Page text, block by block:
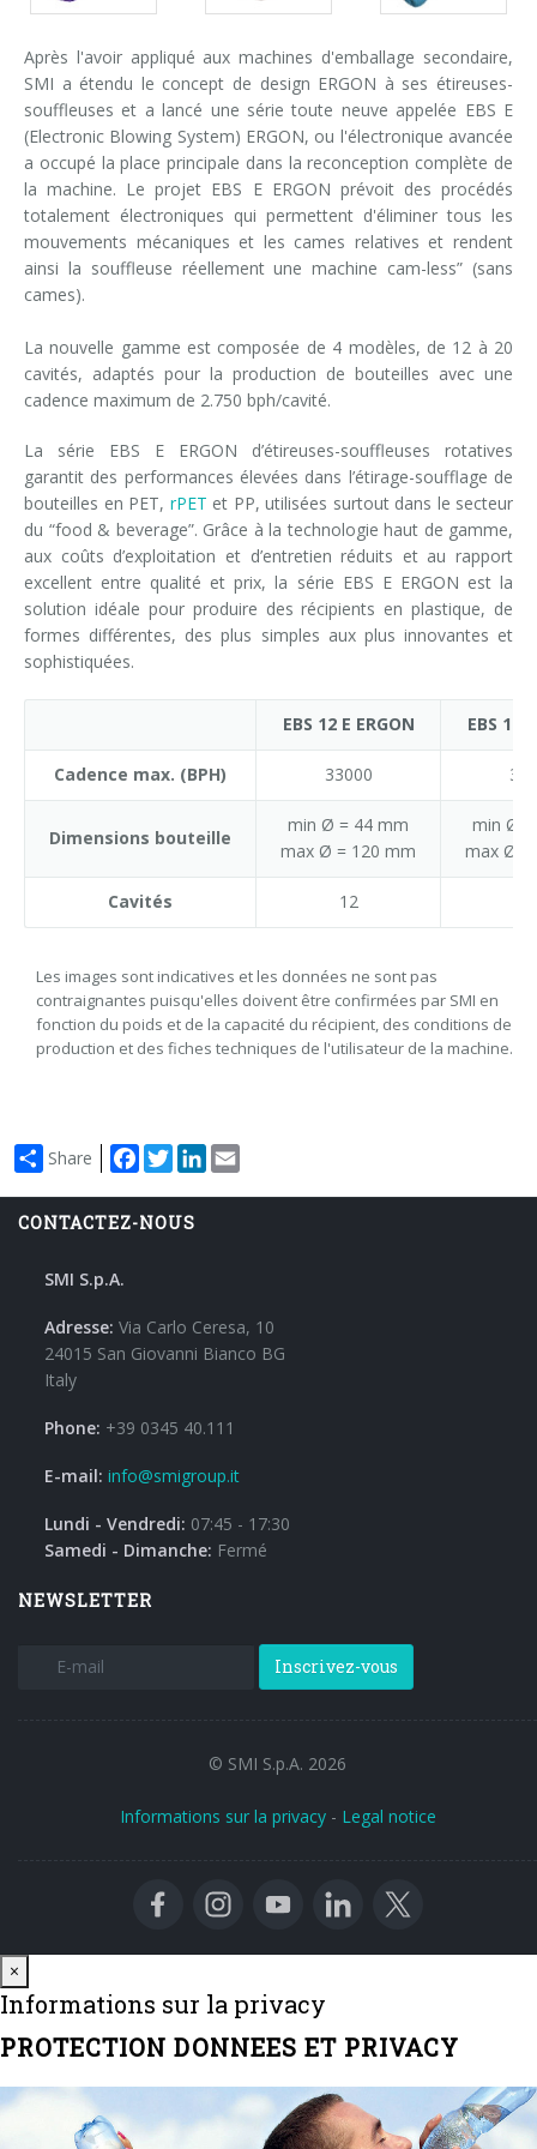
Après l'avoir appliqué aux machines d'emballage secondaire,
SMI a étendu le concept de design ERGON à ses étireuses-
souffleuses et a lancé une série toute neuve appelée EBS E
(Electronic Blowing System) ERGON, ou l'électronique avancée
a occupé la place principale dans la reconception complète de
la machine. Le projet EBS E ERGON prévoit des procédés
totalement électroniques qui permettent d'éliminer tous les
mouvements mécaniques et les cames relatives et rendent
ainsi la souffleuse réellement une machine cam-less” (sans
cames).
La nouvelle gamme est composée de 4 modèles, de 12 à 20
cavités, adaptés pour la production de bouteilles avec une
cadence maximum de 2.750 bph/cavité.
La série EBS E ERGON d’étireuses-souffleuses rotatives
garantit des performances élevées dans l’étirage-soufflage de
bouteilles en PET, rPET et PP, utilisées surtout dans le secteur
du “food & beverage”. Grâce à la technologie haut de gamme,
aux coûts d’exploitation et d’entretien réduits et au rapport
excellent entre qualité et prix, la série EBS E ERGON est la
solution idéale pour produire des récipients en plastique, de
formes différentes, des plus simples aux plus innovantes et
sophistiquées.
EBS 12 E ERGON EBS 14
Cadence max. (BPH) 33000
Dimensions bouteille
min Ø = 44 mm
max Ø = 120 mm
min Ø
max Ø =
Cavités 12
Les images sont indicatives et les données ne sont pas
contraignantes puisqu'elles doivent être confirmées par SMI en
fonction du poids et de la capacité du récipient, des conditions de
production et des fiches techniques de l'utilisateur de la machine.
Share Facebook
TwitterLinkedIn
CONTACTEZ-NOUS
SMI S.p.A.
Adresse: Via Carlo Ceresa, 10
24015 San Giovanni Bianco BG
Italy
Phone: +39 0345 40.111
E-mail: info@smigroup.it
Lundi - Vendredi: 07:45 - 17:30
Samedi - Dimanche: Fermé
NEWSLETTER
Inscrivez-vous
© SMI S.p.A. 2026
Informations sur la privacy- Legal notice
×
Informations sur la privacy
PROTECTION DONNEES ET PRIVACY